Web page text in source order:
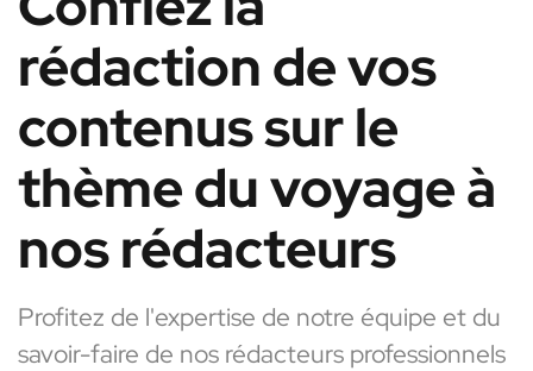
rédaction de vos
contenus sur le
thème du voyage à
nos rédacteurs
Profitez de l'expertise de notre équipe et du
savoir-faire de nos rédacteurs professionnels